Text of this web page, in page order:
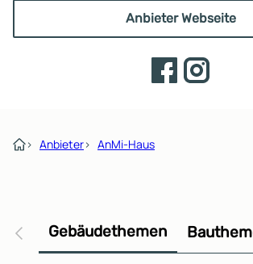
Anbieter Webseite
› Anbieter› AnMi-Haus
Gebäudethemen